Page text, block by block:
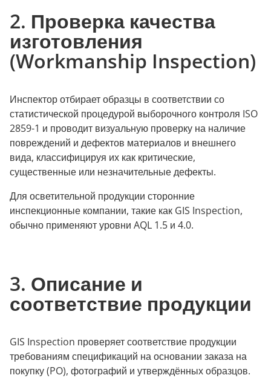
2. Проверка качества
изготовления
(Workmanship Inspection)
Инспектор отбирает образцы в соответствии со
статистической процедурой выборочного контроля ISO
2859-1 и проводит визуальную проверку на наличие
повреждений и дефектов материалов и внешнего
вида, классифицируя их как критические,
существенные или незначительные дефекты.
Для осветительной продукции сторонние
инспекционные компании, такие как GIS Inspection,
обычно применяют уровни AQL 1.5 и 4.0.
3. Описание и
соответствие продукции
GIS Inspection проверяет соответствие продукции
требованиям спецификаций на основании заказа на
покупку (PO), фотографий и утверждённых образцов.